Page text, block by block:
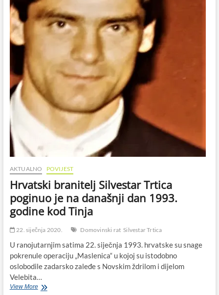
AKTUALNO POVIJEST
Hrvatski branitelj Silvestar Trtica
poginuo je na današnji dan 1993.
godine kod Tinja
22. siječnja 2020. Domovinski rat Silvestar Trtica
U ranojutarnjim satima 22. siječnja 1993. hrvatske su snage
pokrenule operaciju „Maslenica“ u kojoj su istodobno
oslobodile zadarsko zaleđe s Novskim ždrilom i dijelom
Velebita…
View MoreHrvatski